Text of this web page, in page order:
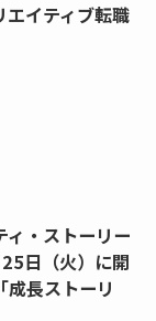
エイティブ転職
ィ・ストーリー
日（火）に開
長ストーリ